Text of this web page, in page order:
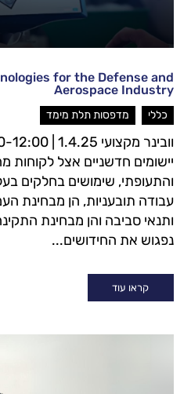
for the Defense and
Aerospace Industry
כללי מדפסות תלת מימד
יישומים חדשניים אצל לקוחות
והתעופתי, שימושים בחלקים
עבודה תובעניות, הן מבחינת
ותנאי סביבה והן מבחינת
נפגוש את החידושים...
קראו עוד